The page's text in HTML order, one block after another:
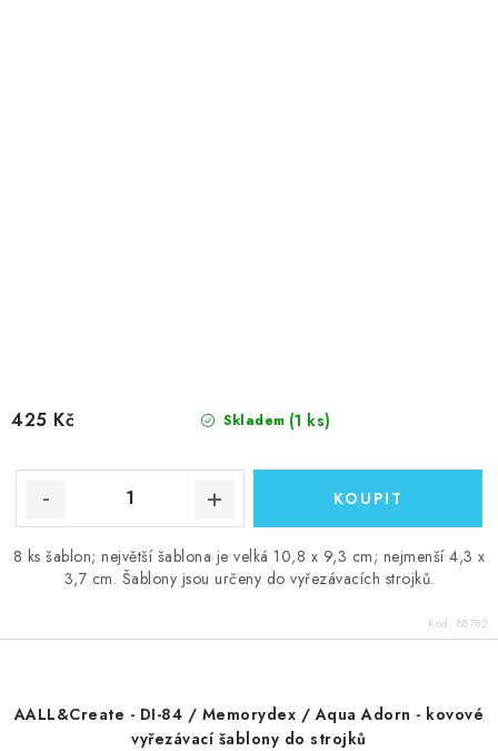
Skladem (1 ks)
425 Kč
8 ks šablon; největší šablona je velká 10,8 x 9,3 cm; nejmenší 4,3 x
3,7 cm. Šablony jsou určeny do vyřezávacích strojků.
Kód: 88782
AALL&Create - DI-84 / Memorydex / Aqua Adorn - kovové
vyřezávací šablony do strojků